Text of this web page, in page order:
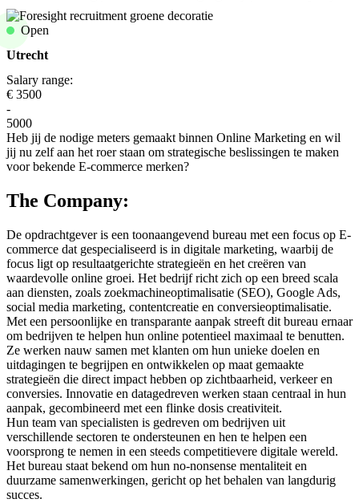
Open
Utrecht
Salary range:
€ 3500
-
5000
Heb jij de nodige meters gemaakt binnen Online Marketing en wil
jij nu zelf aan het roer staan om strategische beslissingen te maken
voor bekende E-commerce merken?
The Company:
De opdrachtgever is een toonaangevend bureau met een focus op E-
commerce dat gespecialiseerd is in digitale marketing, waarbij de
focus ligt op resultaatgerichte strategieën en het creëren van
waardevolle online groei. Het bedrijf richt zich op een breed scala
aan diensten, zoals zoekmachineoptimalisatie (SEO), Google Ads,
social media marketing, contentcreatie en conversieoptimalisatie.
Met een persoonlijke en transparante aanpak streeft dit bureau ernaar
om bedrijven te helpen hun online potentieel maximaal te benutten.
Ze werken nauw samen met klanten om hun unieke doelen en
uitdagingen te begrijpen en ontwikkelen op maat gemaakte
strategieën die direct impact hebben op zichtbaarheid, verkeer en
conversies. Innovatie en datagedreven werken staan centraal in hun
aanpak, gecombineerd met een flinke dosis creativiteit.
Hun team van specialisten is gedreven om bedrijven uit
verschillende sectoren te ondersteunen en hen te helpen een
voorsprong te nemen in een steeds competitievere digitale wereld.
Het bureau staat bekend om hun no-nonsense mentaliteit en
duurzame samenwerkingen, gericht op het behalen van langdurig
succes.